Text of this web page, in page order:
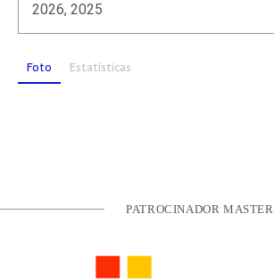
2026, 2025
Foto Estatísticas
PATROCINADOR MASTER